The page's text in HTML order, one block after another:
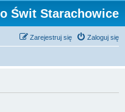
Świt Starachowice
Zaloguj się
Zarejestruj się